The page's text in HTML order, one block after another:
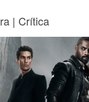
| Crítica